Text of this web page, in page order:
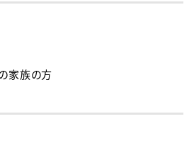
家族の方